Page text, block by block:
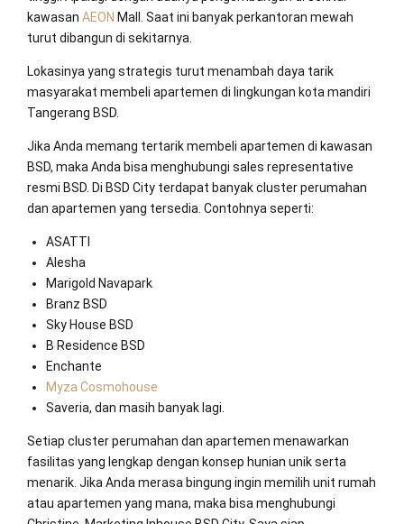
kawasan AEON Mall. Saat ini banyak perkantoran mewah
turut dibangun di sekitarnya.
Lokasinya yang strategis turut menambah daya tarik
masyarakat membeli apartemen di lingkungan kota mandiri
Tangerang BSD.
Jika Anda memang tertarik membeli apartemen di kawasan
BSD, maka Anda bisa menghubungi sales representative
resmi BSD. Di BSD City terdapat banyak cluster perumahan
dan apartemen yang tersedia. Contohnya seperti:
ASATTI
Alesha
Marigold Navapark
Branz BSD
Sky House BSD
B Residence BSD
Enchante
Myza Cosmohouse
Saveria, dan masih banyak lagi.
Setiap cluster perumahan dan apartemen menawarkan
fasilitas yang lengkap dengan konsep hunian unik serta
menarik. Jika Anda merasa bingung ingin memilih unit rumah
atau apartemen yang mana, maka bisa menghubungi